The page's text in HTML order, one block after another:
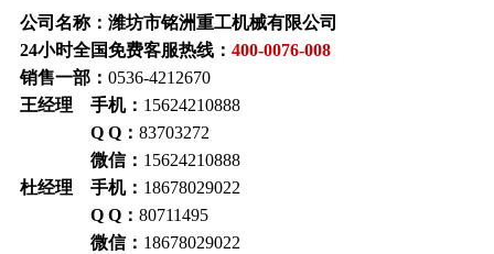
公司名称：潍坊市铭洲重工机械有限公司
24小时全国免费客服热线： 400-0076-008
销售一部： 0536-4212670
王经理 手机： 15624210888
Q Q： 83703272
微信： 15624210888
杜经理 手机： 18678029022
Q Q： 80711495
微信： 18678029022